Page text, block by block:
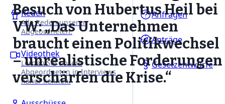
Reden
Alle Reden unserer
Abgeordneten.
Videothek
Lernen Sie unsere
Abgeordneten in Interviews
näher kennen.
Anfragen
Anträge
Gesetzentwürfe
Besuch von Hubertus Heil bei
VW: „Das Unternehmen
braucht einen Politikwechsel
– unrealistische Forderungen
verschärfen die Krise.“